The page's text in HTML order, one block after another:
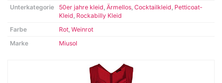
Unterkategorie
50er jahre kleid, Ärmellos, Cocktailkleid, Petticoat-
Kleid, Rockabilly Kleid
Farbe
Rot, Weinrot
Marke
Miusol